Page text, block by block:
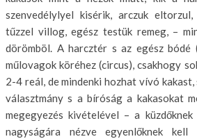
szenvedélylyel kisérik, arczuk
tűzzel villog, egész testük remeg, –
döröm­böl. A harcztér s az egész bódé
műlovagok kö­réhez (circus), csakhogy
2-4 reál, de mindenki hozhat vívó
választmány s a bíróság a kakasokat
megegyezés kivételével – a
nagyságára nézve egyenlőknek